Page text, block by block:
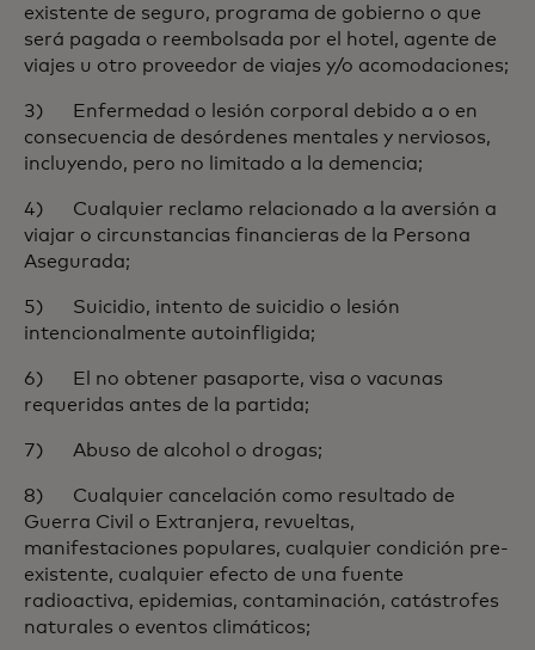
existente de seguro, programa de gobierno o que
será pagada o reembolsada por el hotel, agente de
viajes u otro proveedor de viajes y/o acomodaciones;
3) Enfermedad o lesión corporal debido a o en
consecuencia de desórdenes mentales y nerviosos,
incluyendo, pero no limitado a la demencia;
4) Cualquier reclamo relacionado a la aversión a
viajar o circunstancias financieras de la Persona
Asegurada;
5) Suicidio, intento de suicidio o lesión
intencionalmente autoinfligida;
6) El no obtener pasaporte, visa o vacunas
requeridas antes de la partida;
7) Abuso de alcohol o drogas;
8) Cualquier cancelación como resultado de
Guerra Civil o Extranjera, revueltas,
manifestaciones populares, cualquier condición pre-
existente, cualquier efecto de una fuente
radioactiva, epidemias, contaminación, catástrofes
naturales o eventos climáticos;